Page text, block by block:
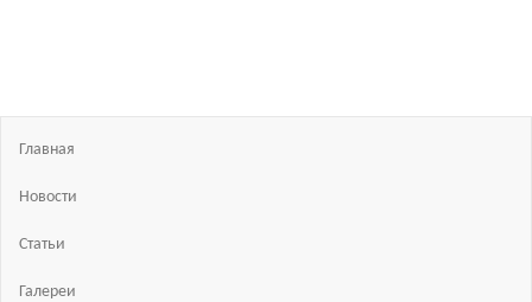
Главная
Новости
Статьи
Галереи